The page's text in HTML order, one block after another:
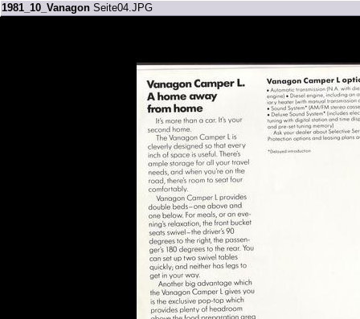
1981_10_VanagonSeite04.JPG